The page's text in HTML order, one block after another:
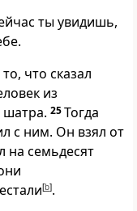
ты увидишь,
что сказал
из
шатра. 25Тогда
с ним. Он взял от
на семьдесят
[b].